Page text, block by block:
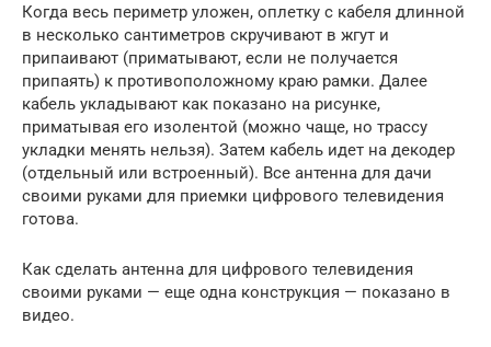
Когда весь периметр уложен, оплетку с кабеля длинной
в несколько сантиметров скручивают в жгут и
припаивают (приматывают, если не получается
припаять) к противоположному краю рамки. Далее
кабель укладывают как показано на рисунке,
приматывая его изолентой (можно чаще, но трассу
укладки менять нельзя). Затем кабель идет на декодер
(отдельный или встроенный). Все антенна для дачи
своими руками для приемки цифрового телевидения
готова.
Как сделать антенна для цифрового телевидения
своими руками — еще одна конструкция — показано в
видео.